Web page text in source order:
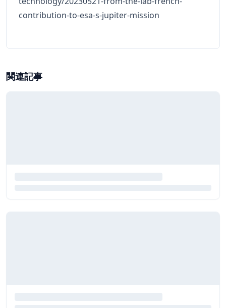
contribution-to-esa-s-jupiter-mission
関連記事